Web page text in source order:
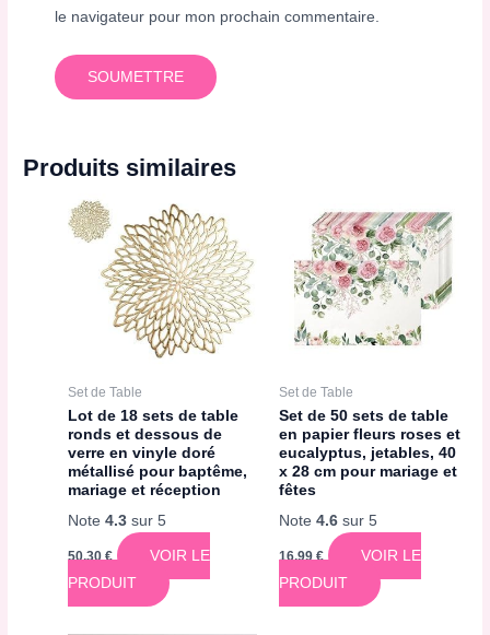
le navigateur pour mon prochain commentaire.
Produits similaires
Set de Table
Lot de 18 sets de table
ronds et dessous de
verre en vinyle doré
métallisé pour baptême,
mariage et réception
Note4.3 sur 5
50,30€
VOIR LE
PRODUIT
Set de Table
Set de 50 sets de table
en papier fleurs roses et
eucalyptus, jetables, 40
x 28 cm pour mariage et
fêtes
Note 4.6sur 5
16,99€
VOIR LE
PRODUIT